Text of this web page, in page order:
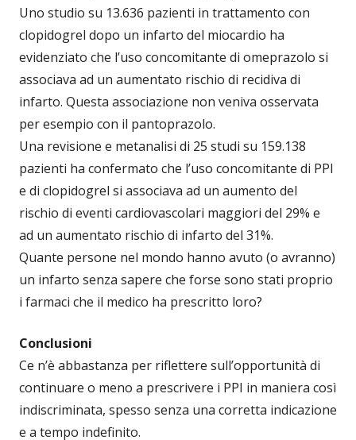
Uno studio su 13.636 pazienti in trattamento con
clopidogrel dopo un infarto del miocardio ha
evidenziato che l’uso concomitante di omeprazolo si
associava ad un aumentato rischio di recidiva di
infarto. Questa associazione non veniva osservata
per esempio con il pantoprazolo.
Una revisione e metanalisi di 25 studi su 159.138
pazienti ha confermato che l’uso concomitante di PPI
e di clopidogrel si associava ad un aumento del
rischio di eventi cardiovascolari maggiori del 29% e
ad un aumentato rischio di infarto del 31%.
Quante persone nel mondo hanno avuto (o avranno)
un infarto senza sapere che forse sono stati proprio
i farmaci che il medico ha prescritto loro?
Conclusioni
Ce n’è abbastanza per riflettere sull’opportunità di
continuare o meno a prescrivere i PPI in maniera così
indiscriminata, spesso senza una corretta indicazione
e a tempo indefinito.